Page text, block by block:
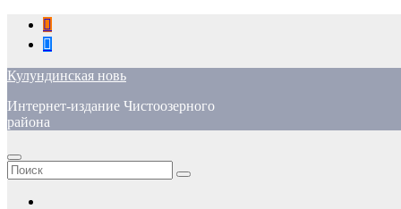
Перейти
содержимому
Кулундинская новь
Интернет-издание Чистоозерного
района